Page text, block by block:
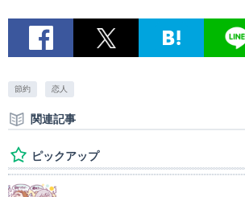
節約 恋人
関連記事
ピックアップ